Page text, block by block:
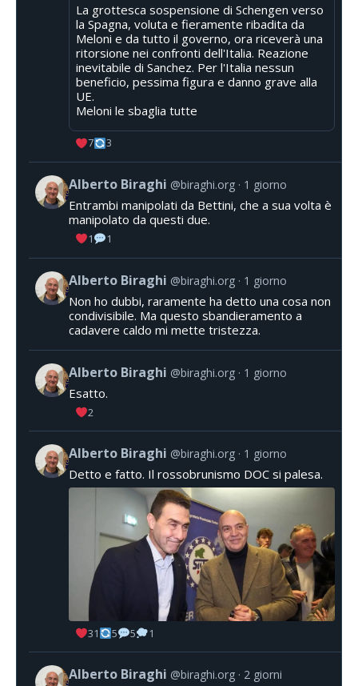
La grottesca sospensione di Schengen verso
la Spagna, voluta e fieramente ribadita da
Meloni e da tutto il governo, ora riceverà una
ritorsione nei confronti dell'Italia. Reazione
inevitabile di Sanchez. Per l'Italia nessun
beneficio, pessima figura e danno grave alla
UE.
Meloni le sbaglia tutte
7 3
Alberto Biraghi @biraghi.org 1 giorno
Entrambi manipolati da Bettini, che a sua volta è
manipolato da questi due.
1 1
Alberto Biraghi @biraghi.org 1 giorno
Non ho dubbi, raramente ha detto una cosa non
condivisibile. Ma questo sbandieramento a
cadavere caldo mi mette tristezza.
Alberto Biraghi @biraghi.org 1 giorno
Esatto.
2
Alberto Biraghi @biraghi.org 1 giorno
Detto e fatto. Il rossobrunismo DOC si palesa.
31 5 5 1
Alberto Biraghi @biraghi.org 2 giorni